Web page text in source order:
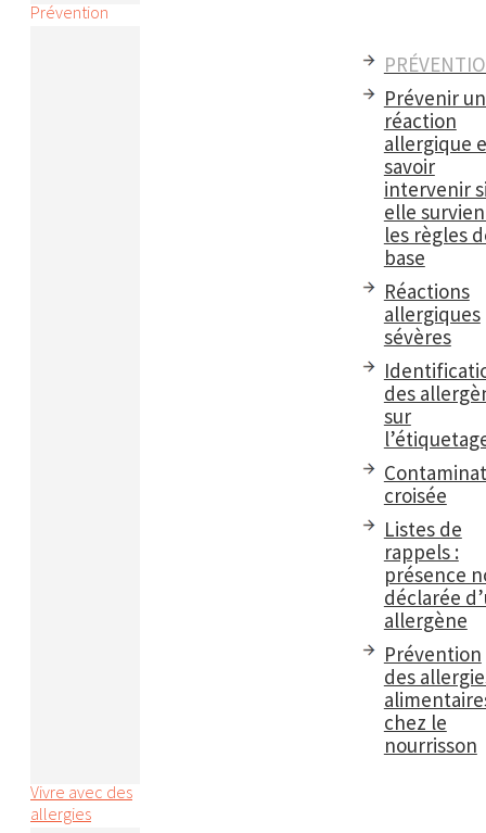
Prévention
Prévenir
réaction
allergique
savoir
intervenir
elle
les règles
base
Réactions
allergiques
sévères
des
sur
croisée
Listes de
rappels :
présence
déclarée
allergène
Prévention
des
chez le
nourrisson
Vivre avec des
allergies